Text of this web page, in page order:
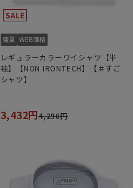
レギュラーカラーワイシャツ【半
袖】【NON IRONTECH】【＃すご
シャツ】
3,432円4,290円